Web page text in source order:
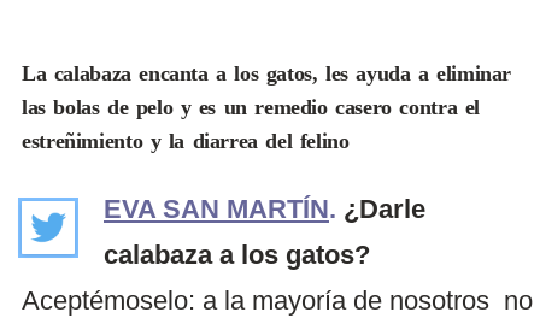
La calabaza encanta a los gatos, les ayuda a eliminar
las bolas de pelo y es un remedio casero contra el
estreñimiento y la diarrea del felino
EVA SAN MARTÍN. ¿Darle
calabaza a los gatos?
Aceptémoselo: a la mayoría de nosotros no